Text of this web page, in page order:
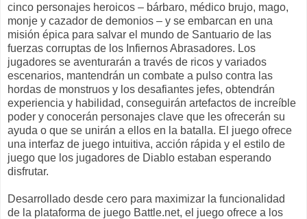
cinco personajes heroicos – bárbaro, médico brujo, mago,
monje y cazador de demonios – y se embarcan en una
misión épica para salvar el mundo de Santuario de las
fuerzas corruptas de los Infiernos Abrasadores. Los
jugadores se aventurarán a través de ricos y variados
escenarios, mantendrán un combate a pulso contra las
hordas de monstruos y los desafiantes jefes, obtendrán
experiencia y habilidad, conseguirán artefactos de increíble
poder y conocerán personajes clave que les ofrecerán su
ayuda o que se unirán a ellos en la batalla. El juego ofrece
una interfaz de juego intuitiva, acción rápida y el estilo de
juego que los jugadores de Diablo estaban esperando
disfrutar.
Desarrollado desde cero para maximizar la funcionalidad
de la plataforma de juego Battle.net, el juego ofrece a los